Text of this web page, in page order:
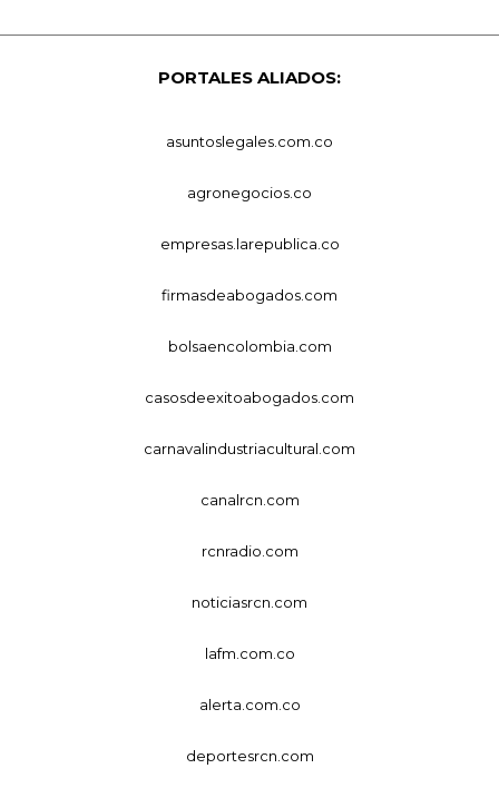
PORTALES ALIADOS:
asuntoslegales.com.co
agronegocios.co
empresas.larepublica.co
firmasdeabogados.com
bolsaencolombia.com
casosdeexitoabogados.com
carnavalindustriacultural.com
canalrcn.com
rcnradio.com
noticiasrcn.com
lafm.com.co
alerta.com.co
deportesrcn.com